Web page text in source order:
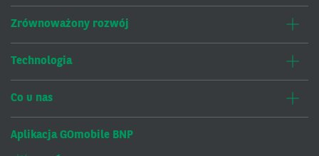
Zrównoważony rozwój
Technologia
Co u nas
Aplikacja GOmobile BNP